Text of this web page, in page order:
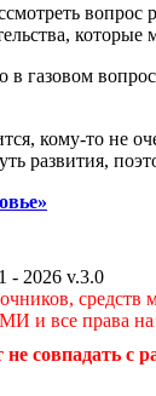
в газовом
кому-то не
развития,
- 2026 v.3.0
и все права
совпадать с